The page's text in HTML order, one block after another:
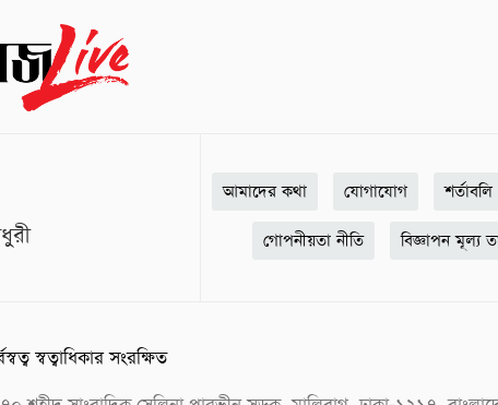
আমাদের কথা যোগাযোগ
গোপনীয়তা নীতি বিজ্ঞাপন মূল্য
স্বত্বাধিকার সংরক্ষিত